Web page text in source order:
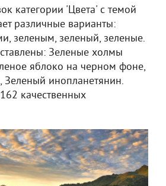
категории 'Цвета' с темой
различные варианты:
зеленым, зеленый, зеленые.
Зеленые холмы
яблоко на черном фоне,
Зеленый инопланетянин.
качественных